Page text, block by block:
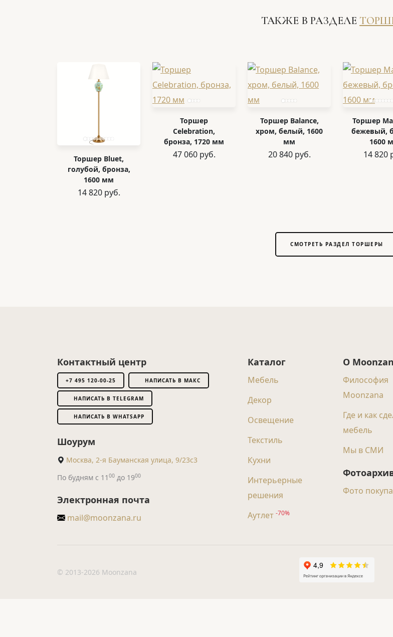
ТАКЖЕ В РАЗДЕЛЕ
Торшер Bluet,
голубой, бронза,
1600 мм
14 820 руб.
Торшер
Celebration,
бронза, 1720 мм
47 060 руб.
Торшер Balance,
хром, белый, 1600
мм
20 840 руб.
Торшер
бежевый,
1600
14 820
СМОТРЕТЬ РАЗДЕЛ ТОРШЕРЫ
Контактный центр
+7 495 120-00-25 НАПИСАТЬ В МАКС
НАПИСАТЬ В TELEGRAM
НАПИСАТЬ В WHATSAPP
Шоурум
Москва, 2-я Бауманская улица, 9/23с3
По будням с 11 00 до 1900
Электронная почта
mail@moonzana.ru
Каталог
Мебель
Декор
Освещение
Текстиль
Кухни
Интерьерные
решения
Аутлет -70%
О
Философия
Moonzana
Где и как
мебель
Мы в СМИ
Фото
© 2013-2026 Moonzana